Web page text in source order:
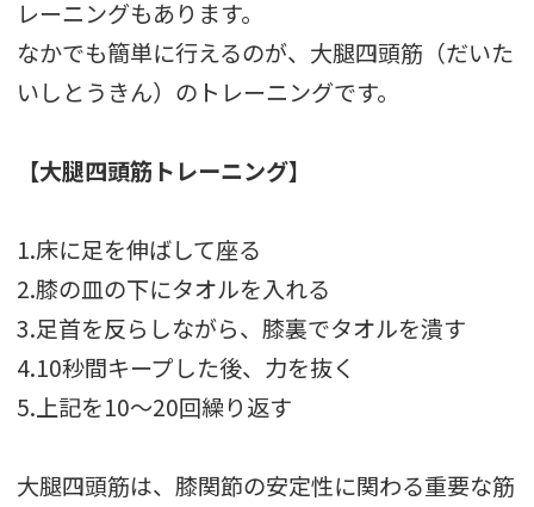
レーニングもあります。
なかでも簡単に行えるのが、大腿四頭筋（だいた
いしとうきん）のトレーニングです。
【大腿四頭筋トレーニング】
1.床に足を伸ばして座る
2.膝の皿の下にタオルを入れる
3.足首を反らしながら、膝裏でタオルを潰す
4.10秒間キープした後、力を抜く
5.上記を10～20回繰り返す
大腿四頭筋は、膝関節の安定性に関わる重要な筋